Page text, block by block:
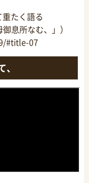
たく語る
息所なむ、」）
#title-07